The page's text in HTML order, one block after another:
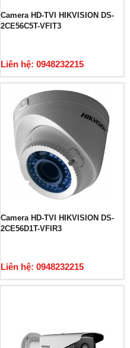
Camera HD-TVI HIKVISION DS-
2CE56C5T-VFIT3
Liên hệ: 0948232215
Camera HD-TVI HIKVISION DS-
2CE56D1T-VFIR3
Liên hệ: 0948232215